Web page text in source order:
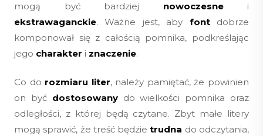
mogą być bardziej nowoczesnei
ekstrawaganckie. Ważne jest, aby fontdobrze
komponował się z całością pomnika, podkreślając
jego charakter i znaczenie.
Co do rozmiaru liter, należy pamiętać, że powinien
on być dostosowanydo wielkości pomnika oraz
odległości, z której będą czytane. Zbyt małe litery
mogą sprawić, że treść będzietrudna do odczytania,